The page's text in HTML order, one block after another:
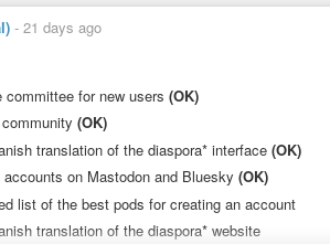
- 21 days ago
committee for new users (OK)
(OK)
translation of the diaspora* interface (OK)
on Mastodon and Bluesky (OK)
list of the best pods for creating an account
translation of the diaspora* website